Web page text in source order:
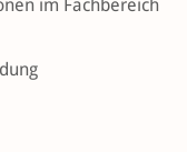
im Fachbereich